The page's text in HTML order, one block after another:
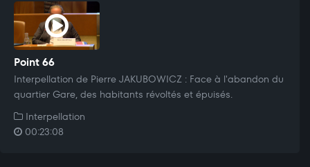
Point 66
Interpellation de Pierre JAKUBOWICZ : Face à l'abandon du
quartier Gare, des habitants révoltés et épuisés.
Interpellation
00:23:08